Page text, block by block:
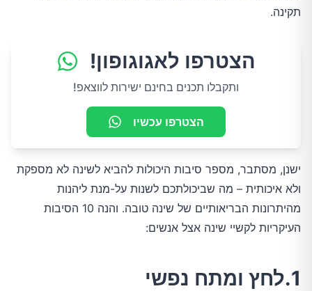
תקינה.
הצטרפו לאגוגופון!
ותקבלו תכנים בחינם ישירות לווצאפ!
הצטרפו עכשיו
ישנן, מסתבר, מספר סיבות היכולות להביא לשינה לא מספקת
ולא איכותית – מה שביכולתכם לשנות על-מנת ליהנות
מהיתרונות הבריאותיים של שינה טובה. והנה 10 הסיבות
העיקריות לקשיי שינה אצל אנשים:
1.לחץ ומתח נפשי